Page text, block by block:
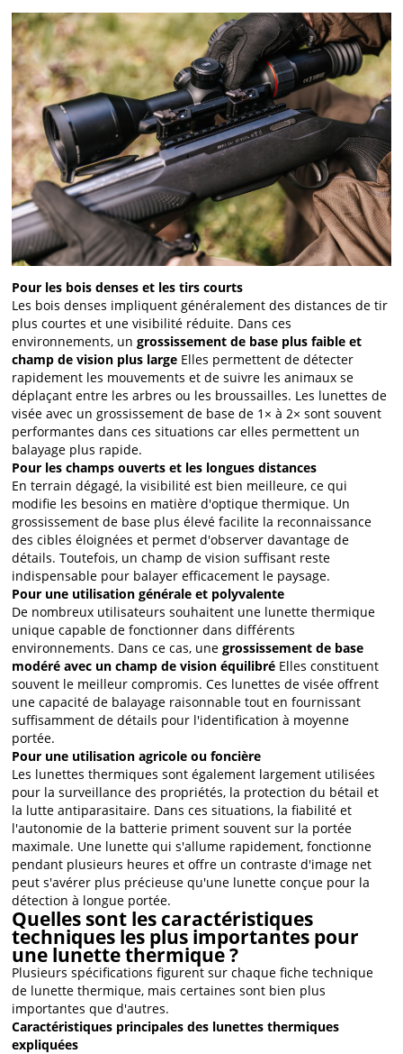
Pour les bois denses et les tirs courts
Les bois denses impliquent généralement des distances de tir
plus courtes et une visibilité réduite. Dans ces
environnements, ungrossissement de base plus faible et
champ de vision plus large Elles permettent de détecter
rapidement les mouvements et de suivre les animaux se
déplaçant entre les arbres ou les broussailles. Les lunettes de
visée avec un grossissement de base de 1× à 2× sont souvent
performantes dans ces situations car elles permettent un
balayage plus rapide.
Pour les champs ouverts et les longues distances
En terrain dégagé, la visibilité est bien meilleure, ce qui
modifie les besoins en matière d'optique thermique. Un
grossissement de base plus élevé facilite la reconnaissance
des cibles éloignées et permet d'observer davantage de
détails. Toutefois, un champ de vision suffisant reste
indispensable pour balayer efficacement le paysage.
Pour une utilisation générale et polyvalente
De nombreux utilisateurs souhaitent une lunette thermique
unique capable de fonctionner dans différents
environnements. Dans ce cas, unegrossissement de base
modéré avec un champ de vision équilibré Elles constituent
souvent le meilleur compromis. Ces lunettes de visée offrent
une capacité de balayage raisonnable tout en fournissant
suffisamment de détails pour l'identification à moyenne
portée.
Pour une utilisation agricole ou foncière
Les lunettes thermiques sont également largement utilisées
pour la surveillance des propriétés, la protection du bétail et
la lutte antiparasitaire. Dans ces situations, la fiabilité et
l'autonomie de la batterie priment souvent sur la portée
maximale. Une lunette qui s'allume rapidement, fonctionne
pendant plusieurs heures et offre un contraste d'image net
peut s'avérer plus précieuse qu'une lunette conçue pour la
détection à longue portée.
Quelles sont les caractéristiques
techniques les plus importantes pour
une lunette thermique ?
Plusieurs spécifications figurent sur chaque fiche technique
de lunette thermique, mais certaines sont bien plus
importantes que d'autres.
Caractéristiques principales des lunettes thermiques
expliquées